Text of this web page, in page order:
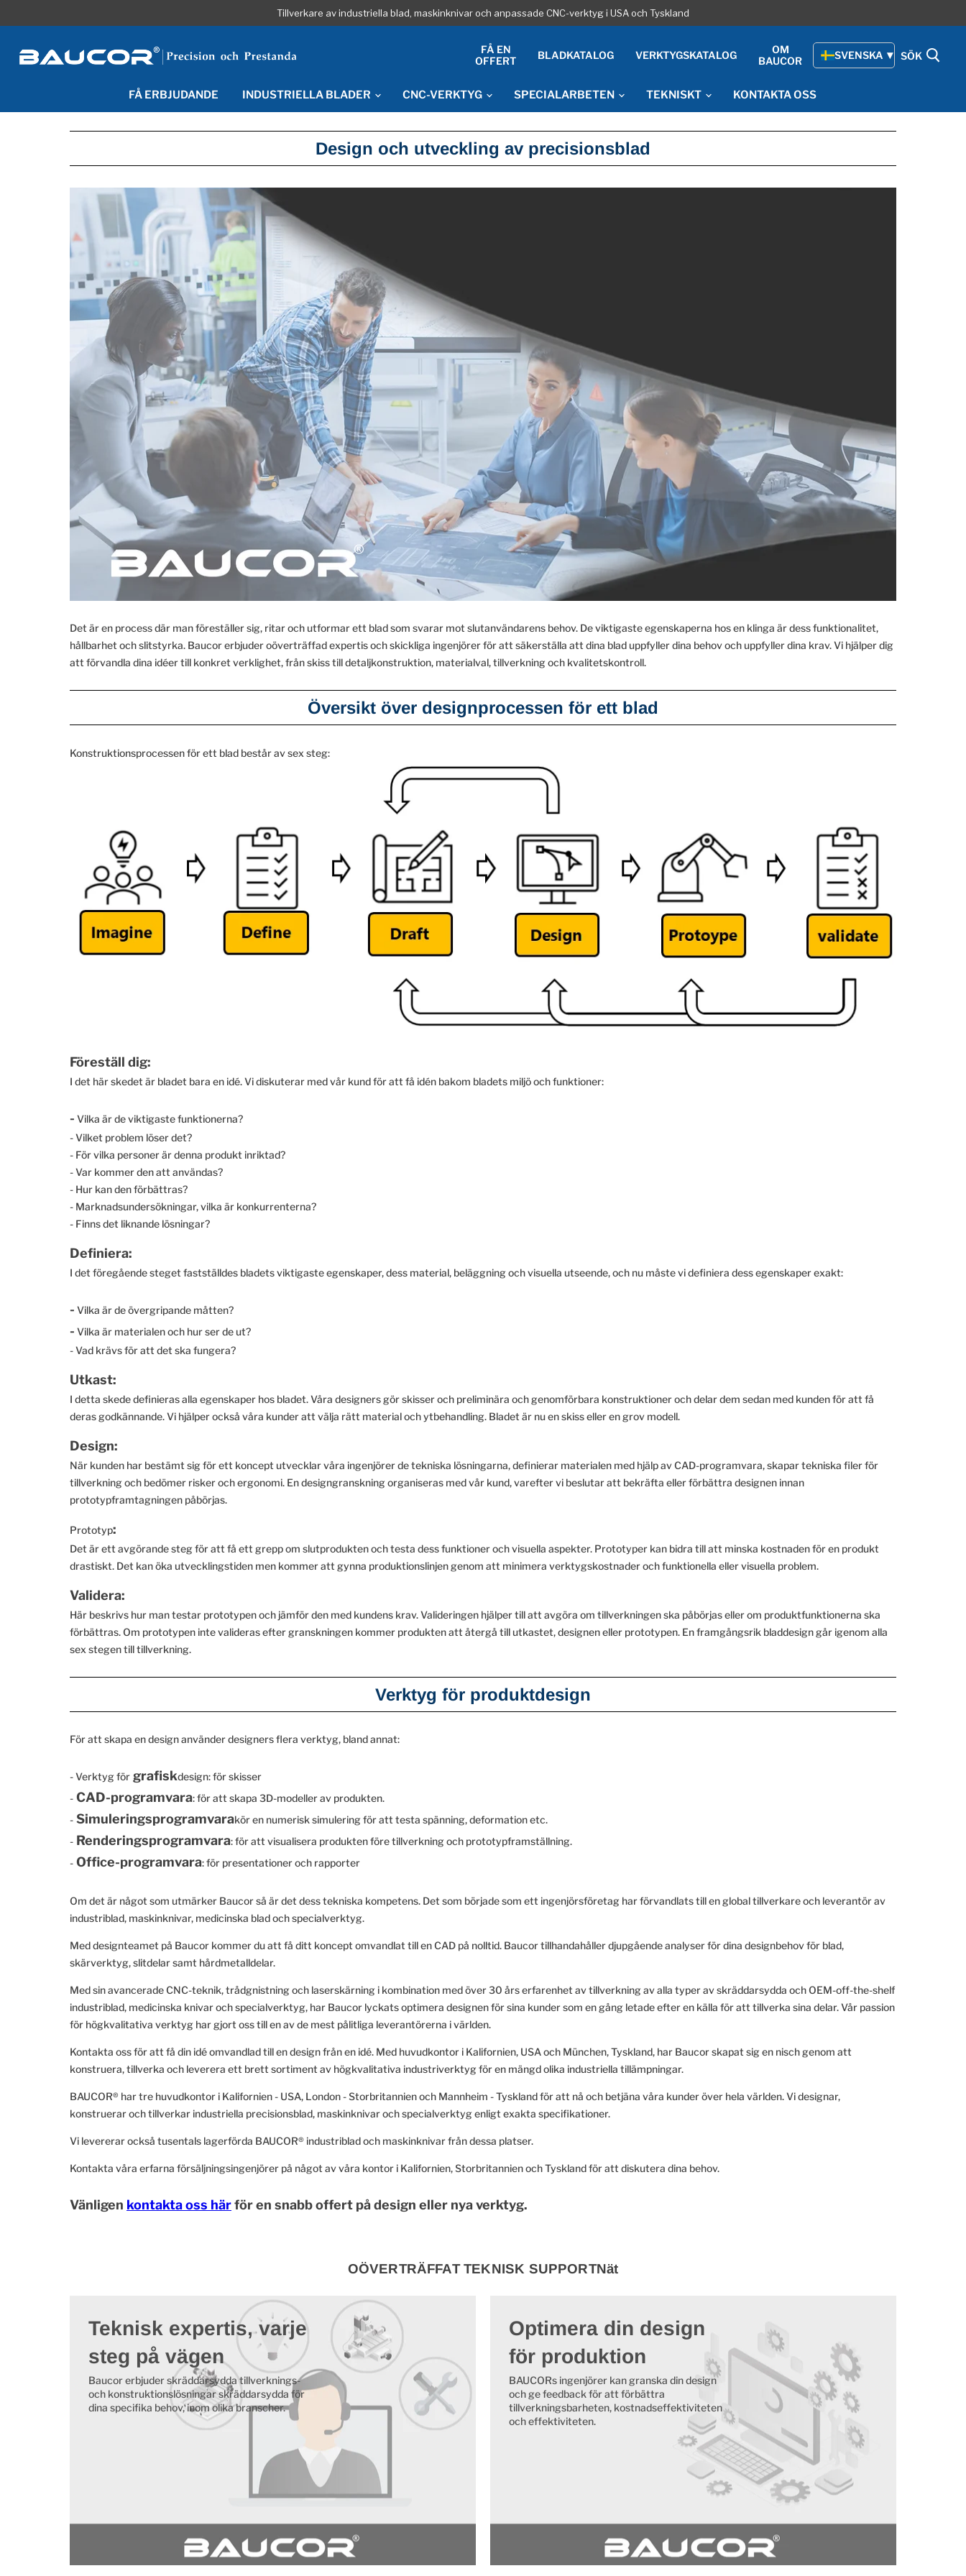
Tillverkare av industriella blad, maskinknivar och anpassade CNC-verktyg i USA och Tyskland
FÅ EN
OFFERT
BLADKATALOG VERKTYGSKATALOG
OM
BAUCOR
SVENSKA SÖK
FÅ ERBJUDANDE INDUSTRIELLA BLADER CNC-VERKTYG SPECIALARBETEN TEKNISKT KONTAKTA OSS
Design och utveckling av precisionsblad
Det är en process där man föreställer sig, ritar och utformar ett blad som svarar mot slutanvändarens behov. De viktigaste egenskaperna hos en klinga är dess funktionalitet,
hållbarhet och slitstyrka. Baucor erbjuder oöverträffad expertis och skickliga ingenjörer för att säkerställa att dina blad uppfyller dina behov och uppfyller dina krav. Vi hjälper dig
att förvandla dina idéer till konkret verklighet, från skiss till detaljkonstruktion, materialval, tillverkning och kvalitetskontroll.
Översikt över designprocessen för ett blad
Konstruktionsprocessen för ett blad består av sex steg:
Föreställ dig:
I det här skedet är bladet bara en idé. Vi diskuterar med vår kund för att få idén bakom bladets miljö och funktioner:
- Vilka är de viktigaste funktionerna?
- Vilket problem löser det?
- För vilka personer är denna produkt inriktad?
- Var kommer den att användas?
- Hur kan den förbättras?
- Marknadsundersökningar, vilka är konkurrenterna?
- Finns det liknande lösningar?
Definiera:
I det föregående steget fastställdes bladets viktigaste egenskaper, dess material, beläggning och visuella utseende, och nu måste vi definiera dess egenskaper exakt:
- Vilka är de övergripande måtten?
- Vilka är materialen och hur ser de ut?
- Vad krävs för att det ska fungera?
Utkast:
I detta skede definieras alla egenskaper hos bladet. Våra designers gör skisser och preliminära och genomförbara konstruktioner och delar dem sedan med kunden för att få
deras godkännande. Vi hjälper också våra kunder att välja rätt material och ytbehandling. Bladet är nu en skiss eller en grov modell.
Design:
När kunden har bestämt sig för ett koncept utvecklar våra ingenjörer de tekniska lösningarna, definierar materialen med hjälp av CAD-programvara, skapar tekniska filer för
tillverkning och bedömer risker och ergonomi. En designgranskning organiseras med vår kund, varefter vi beslutar att bekräfta eller förbättra designen innan
prototypframtagningen påbörjas.
Prototyp:
Det är ett avgörande steg för att få ett grepp om slutprodukten och testa dess funktioner och visuella aspekter. Prototyper kan bidra till att minska kostnaden för en produkt
drastiskt. Det kan öka utvecklingstiden men kommer att gynna produktionslinjen genom att minimera verktygskostnader och funktionella eller visuella problem.
Validera:
Här beskrivs hur man testar prototypen och jämför den med kundens krav. Valideringen hjälper till att avgöra om tillverkningen ska påbörjas eller om produktfunktionerna ska
förbättras. Om prototypen inte valideras efter granskningen kommer produkten att återgå till utkastet, designen eller prototypen. En framgångsrik bladdesign går igenom alla
sex stegen till tillverkning.
Verktyg för produktdesign
För att skapa en design använder designers flera verktyg, bland annat:
- Verktyg för grafiskdesign: för skisser
- CAD-programvara: för att skapa 3D-modeller av produkten.
- Simuleringsprogramvarakör en numerisk simulering för att testa spänning, deformation etc.
- Renderingsprogramvara: för att visualisera produkten före tillverkning och prototypframställning.
- Office-programvara: för presentationer och rapporter
Om det är något som utmärker Baucor så är det dess tekniska kompetens. Det som började som ett ingenjörsföretag har förvandlats till en global tillverkare och leverantör av
industriblad, maskinknivar, medicinska blad och specialverktyg.
Med designteamet på Baucor kommer du att få ditt koncept omvandlat till en CAD på nolltid. Baucor tillhandahåller djupgående analyser för dina designbehov för blad,
skärverktyg, slitdelar samt hårdmetalldelar.
Med sin avancerade CNC-teknik, trådgnistning och laserskärning i kombination med över 30 års erfarenhet av tillverkning av alla typer av skräddarsydda och OEM-off-the-shelf
industriblad, medicinska knivar och specialverktyg, har Baucor lyckats optimera designen för sina kunder som en gång letade efter en källa för att tillverka sina delar. Vår passion
för högkvalitativa verktyg har gjort oss till en av de mest pålitliga leverantörerna i världen.
Kontakta oss för att få din idé omvandlad till en design från en idé. Med huvudkontor i Kalifornien, USA och München, Tyskland, har Baucor skapat sig en nisch genom att
konstruera, tillverka och leverera ett brett sortiment av högkvalitativa industriverktyg för en mängd olika industriella tillämpningar.
BAUCOR® har tre huvudkontor i Kalifornien - USA, London - Storbritannien och Mannheim - Tyskland för att nå och betjäna våra kunder över hela världen. Vi designar,
konstruerar och tillverkar industriella precisionsblad, maskinknivar och specialverktyg enligt exakta specifikationer.
Vi levererar också tusentals lagerförda BAUCOR® industriblad och maskinknivar från dessa platser.
Kontakta våra erfarna försäljningsingenjörer på något av våra kontor i Kalifornien, Storbritannien och Tyskland för att diskutera dina behov.
Vänligen kontakta oss härför en snabb offert på design eller nya verktyg.
OÖVERTRÄFFAT TEKNISK SUPPORTNät
Teknisk expertis, varje
steg på vägen
Baucor erbjuder skräddarsydda tillverknings-
och konstruktionslösningar skräddarsydda för
dina specifika behov, inom olika branscher.
Optimera din design
för produktion
BAUCORs ingenjörer kan granska din design
och ge feedback för att förbättra
tillverkningsbarheten, kostnadseffektiviteten
och effektiviteten.